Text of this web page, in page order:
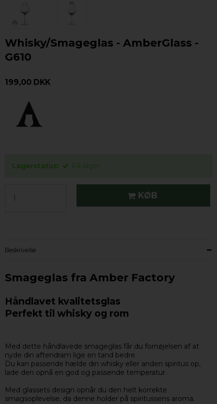
Whisky/Smageglas - AmberGlass -
G610
199,00 DKK
Lagerstatus: På lager
KØB
Beskrivelse
Smageglas fra Amber Factory
Håndlavet kvalitetsglas
Perfekt til whisky og rom
Med dette håndlavede smageglas får du fornøjelsen af at
nyde din aftendram lige en tand bedre.
Du kan passende hælde din whisky eller anden spiritus op,
lade den opnå en god og passende temperatur.
Med glassets design opnår du den helt korrekte
smagsoplevelse, da denne holder på spiritussens aroma.